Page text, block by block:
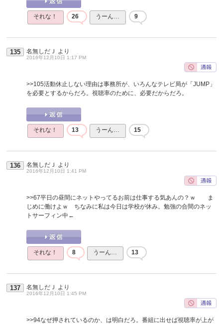
それな！ 26 うーん… 9
135 名無しだＪ より
2016年12月10日 1:17 PM
>>105活動休止しない理由は事務所が、いろんなテレビ局が「JUMP」
を必要とするからだろ。視聴率のために、必要だからだろ。
それな！ 13 うーん… 15
136 名無しだＪ より
2016年12月10日 1:41 PM
>>67平日の昼間にネットやってるお前は仕事する気あんの？ｗ ま
じめに働けよｗ ちなみに私は今日は学校が休み。勉強の合間のネッ
トサーフィン中←
それな！ 8 うーん… 13
137 名無しだＪ より
2016年12月10日 1:45 PM
>>94なぜ押されているのか、は明白だろ。番組に出せば視聴率が上が